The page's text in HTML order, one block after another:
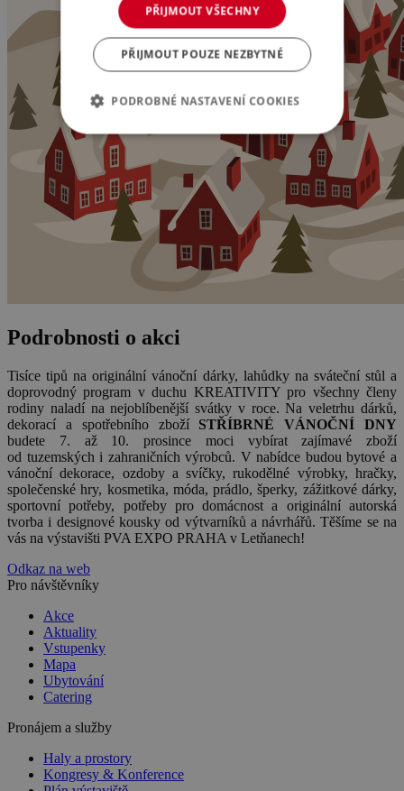
Podrobnosti o akci
Tisíce tipů na originální vánoční dárky, lahůdky na sváteční stůl a
doprovodný program v duchu KREATIVITY pro všechny členy
rodiny naladí na nejoblíbenější svátky v roce. Na veletrhu dárků,
dekorací a spotřebního zboží STŘÍBRNÉ VÁNOČNÍ DNY
budete 7. až 10. prosince moci vybírat zajímavé zboží
od tuzemských i zahraničních výrobců. V nabídce budou bytové a
vánoční dekorace, ozdoby a svíčky, rukodělné výrobky, hračky,
společenské hry, kosmetika, móda, prádlo, šperky, zážitkové dárky,
sportovní potřeby, potřeby pro domácnost a originální autorská
tvorba i designové kousky od výtvarníků a návrhářů. Těšíme se na
vás na výstavišti PVA EXPO PRAHA v Letňanech!
Odkaz na web
Pro návštěvníky
Akce
Aktuality
Vstupenky
Mapa
Ubytování
Catering
Pronájem a služby
Haly a prostory
Kongresy & Konference
PŘIJMOUT VŠECHNY
PŘIJMOUT POUZE NEZBYTNÉ
PODROBNÉ NASTAVENÍ COOKIES